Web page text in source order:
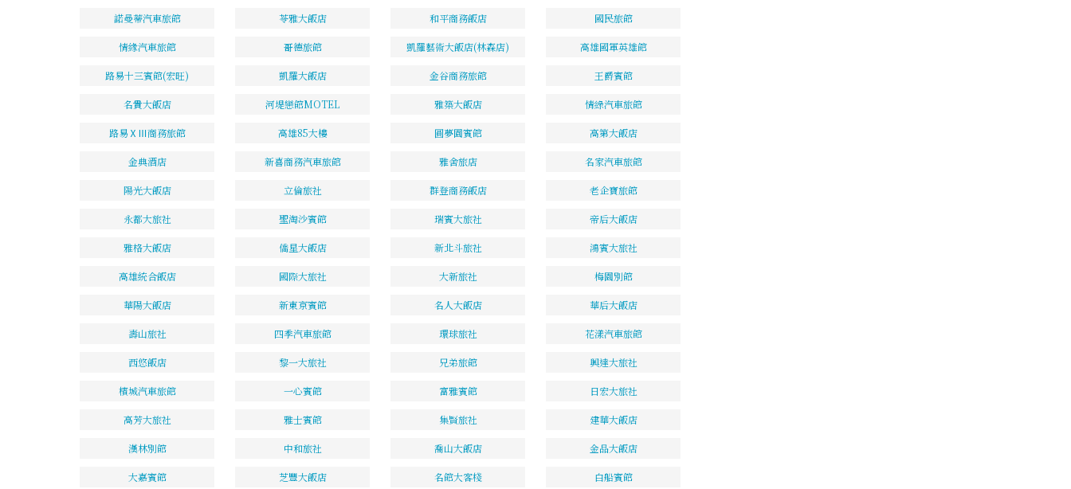
諾曼蒂汽車旅館 苓雅大飯店 和平商務飯店 國民旅館
情緣汽車旅館 哥德旅館 凱羅藝術大飯店(林森店) 高雄國軍英雄館
路易十三賓館(宏旺) 凱羅大飯店 金谷商務旅館 王爵賓館
名貴大飯店 河堤戀館MOTEL 雅築大飯店 情綠汽車旅館
路易ⅩⅢ商務旅館 高雄85大樓 圓夢園賓館 高第大飯店
金典酒店 新喜商務汽車旅館 雅舍旅店 名家汽車旅館
陽光大飯店 立倫旅社 群登商務飯店 老企寶旅館
永都大旅社 聖淘沙賓館 瑞賓大旅社 帝后大飯店
雅格大飯店 僑星大飯店 新北斗旅社 鴻賓大旅社
高雄統合飯店 國際大旅社 大新旅社 梅園別館
華陽大飯店 新東京賓館 名人大飯店 華后大飯店
壽山旅社 四季汽車旅館 環球旅社 花漾汽車旅館
西悠飯店 黎一大旅社 兄弟旅館 興達大旅社
檳城汽車旅館 一心賓館 富雅賓館 日宏大旅社
高芳大旅社 雅士賓館 集賢旅社 建華大飯店
漢林別館 中和旅社 喬山大飯店 金品大飯店
大嘉賓館 芝豐大飯店 名館大客棧 白船賓館